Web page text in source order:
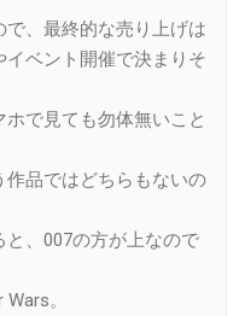
、最終的な売り上げは
ベント開催で決まりそ
で見ても勿体無いこと
作品ではどちらもないの
、007の方が上なので
。